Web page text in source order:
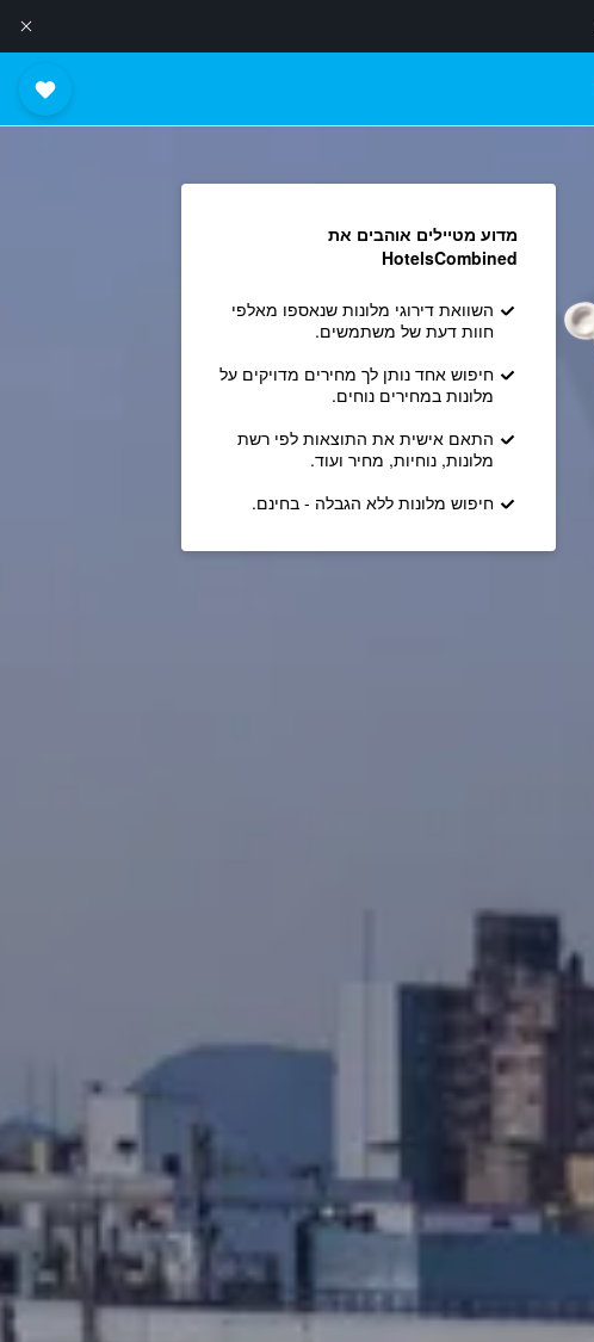
מדוע מטיילים אוהבים את
HotelsCombined
השוואת דירוגי מלונות שנאספו מאלפי
חוות דעת של משתמשים.
חיפוש אחד נותן לך מחירים מדויקים על
מלונות במחירים נוחים.
התאם אישית את התוצאות לפי רשת
מלונות, נוחיות, מחיר ועוד.
חיפוש מלונות ללא הגבלה - בחינם.